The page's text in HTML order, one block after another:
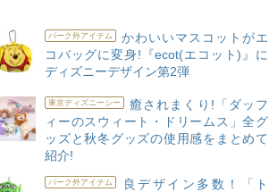
パーク外アイテム
かわいいマスコットがエ
コバッグに変身!『ecot(エコット)』に
ディズニーデザイン第2弾
東京ディズニーシー
癒されまくり!「ダッフ
ィーのスウィート・ドリームス」全グ
ッズと秋冬グッズの使用感をまとめて
紹介!
パーク外アイテム
良デザイン多数！「ト